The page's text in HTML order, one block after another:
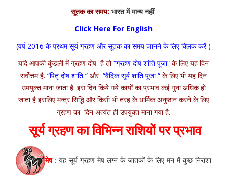
सूतक का समय: भारत में मान्य नहीं
Click Here For English
(वर्ष 2016 के प्रथम सूर्य ग्रहण और सूतक का समय जानने के लिए क्लिक करें )
यदि आपकी कुंडली में ग्रहण दोष है तो“ग्रहण दोष शांति पूजा“ के लिए यह दिन
सर्वोत्तम है. “पितृ दोष शांति “ और “वैदिक सूर्य शांति पूजा“ के लिए भी यह दिन
उपयुक्त माना जाता है. इस दिन किये गये कार्यों का प्रभाव कई गुना अधिक हो
जाता है इसलिए मन्त्र सिद्धि और किसी भी तरह के धार्मिक अनुष्ठान करने के लिए
ग्रहण का दिन अत्यंत ही उपयुक्त माना गया है.
सूर्य ग्रहण का विभिन्न राशियों पर प्रभाव
मेष: यह सूर्य ग्रहण मेष लग्न के जातकों के लिए मन में कुछ निराशा